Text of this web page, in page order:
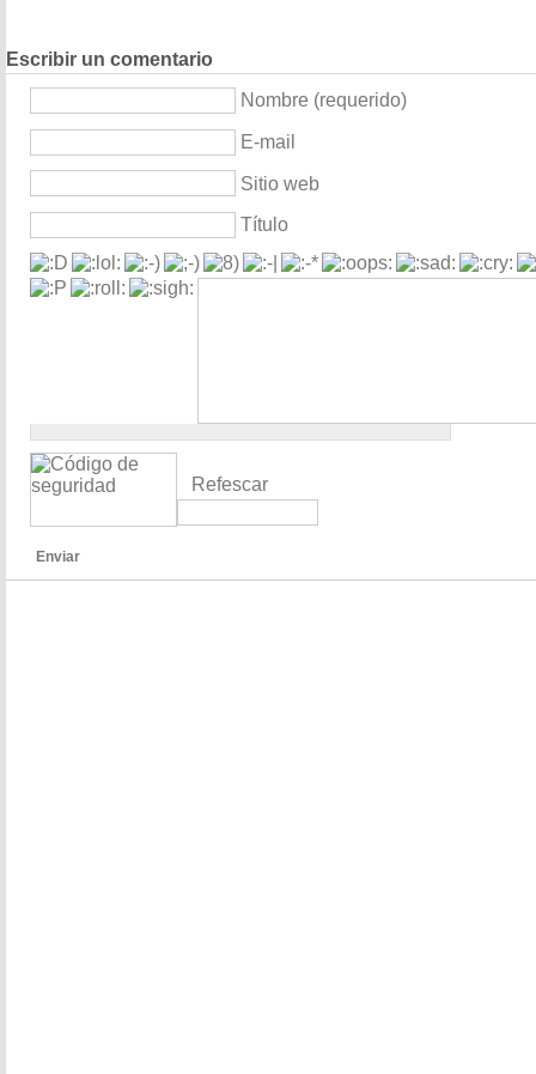
Escribir un comentario
Nombre (requerido)
E-mail
Sitio web
Título
Refescar
Enviar